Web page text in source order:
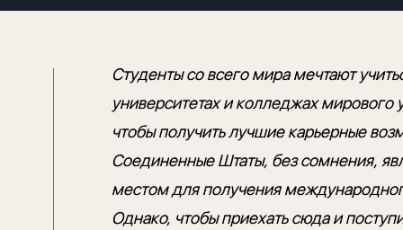
Студенты со всего мира мечтают
университетах и колледжах
чтобы получить лучшие карьерные
Соединенные Штаты, без сомнения,
местом для получения
Однако, чтобы приехать сюда и